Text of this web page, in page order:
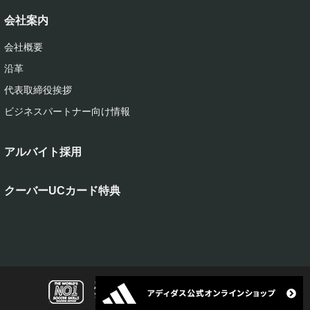
会社案内
会社概要
沿革
代表取締役挨拶
ビジネスパートナー向け情報
アルバイト採用
クーバーUCカード特典